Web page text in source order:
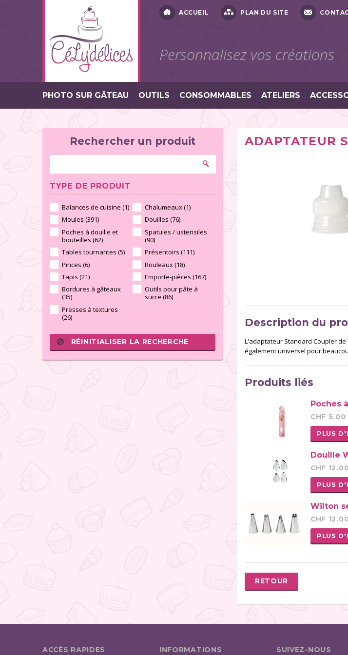
ACCUEIL PLAN DU SITE
Personnalisez vos créations
PHOTO SUR GÂTEAU OUTILS CONSOMMABLES ATELIERS
Rechercher un produit
TYPE DE PRODUIT
Balances de cuisine (1)
Chalumeaux (1)
Moules (391)
Douilles (76)
Poches à douille et
bouteilles (62)
Spatules / ustensiles
(90)
Tables tournantes (5)
Présentoirs (111)
Pinces (6)
Rouleaux (18)
Tapis (21)
Emporte-pièces (167)
Bordures à gâteaux
(35)
Outils pour pâte à
sucre (86)
Presses à textures
(26)
RÉINITIALISER LA RECHERCHE
ADAPTATEUR
Description du
L'adaptateur Standard Coupler
également universel pour
Produits liés
Poches
CHF 5.00
PLUS
Douille
CHF 12.00
PLUS
Wilton
CHF 12.00
PLUS
RETOUR
ACCÈS RAPIDES INFORMATIONS SUIVEZ-NOUS